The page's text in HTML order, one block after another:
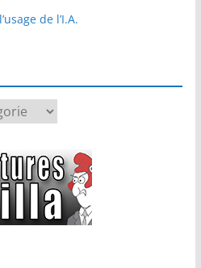
de l’I.A.